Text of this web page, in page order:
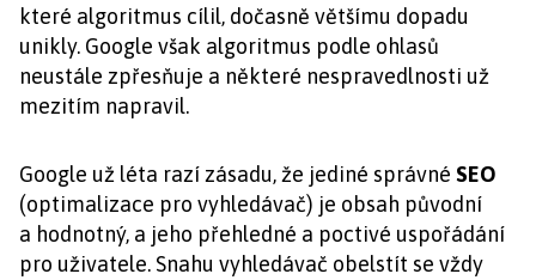
které algoritmus cílil, dočasně většímu dopadu
unikly. Google však algoritmus podle ohlasů
neustále zpřesňuje a některé nespravedlnosti už
mezitím napravil.
Google už léta razí zásadu, že jediné správné SEO
(optimalizace pro vyhledávač) je obsah původní
a hodnotný, a jeho přehledné a poctivé uspořádání
pro uživatele. Snahu vyhledávač obelstít se vždy